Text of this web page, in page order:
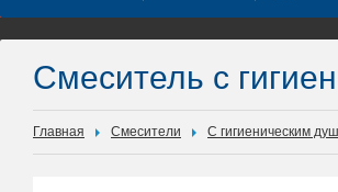
Смеситель с
Главная Смесители С гигиеническим